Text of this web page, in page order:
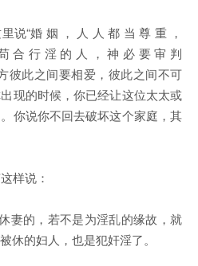
说“婚 姻 ， 人 人 都 当 尊 重 ，
合 行 淫 的 人 ， 神 必 要 审 判
彼此之间要相爱，彼此之间不可
现的时候，你已经让这位太太或
你说你不回去破坏这个家庭，其
样说：
妻的，若不是为淫乱的缘故，就
休的妇人，也是犯奸淫了。